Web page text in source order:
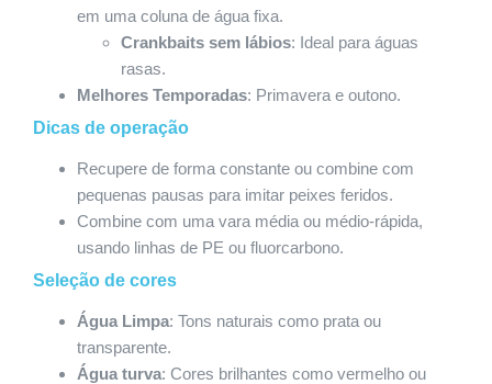
em uma coluna de água fixa.
Crankbaits sem lábios: Ideal para águas
rasas.
Melhores Temporadas: Primavera e outono.
Dicas de operação
Recupere de forma constante ou combine com
pequenas pausas para imitar peixes feridos.
Combine com uma vara média ou médio-rápida,
usando linhas de PE ou fluorcarbono.
Seleção de cores
Água Limpa: Tons naturais como prata ou
transparente.
Água turva: Cores brilhantes como vermelho ou